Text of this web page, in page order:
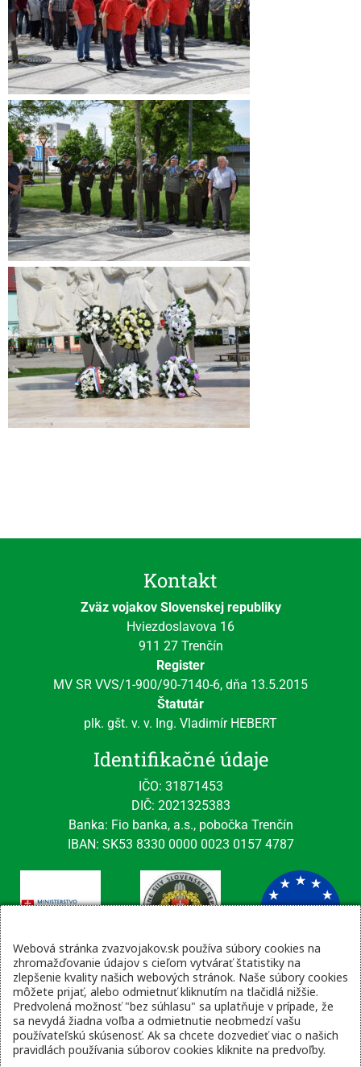
Kontakt
Zväz vojakov Slovenskej republiky
Hviezdoslavova 16
911 27 Trenčín
Register
MV SR VVS/1-900/90-7140-6, dňa 13.5.2015
Štatutár
plk. gšt. v. v. Ing. Vladimír HEBERT
Identifikačné údaje
IČO: 31871453
DIČ: 2021325383
Banka: Fio banka, a.s., pobočka Trenčín
IBAN: SK53 8330 0000 0023 0157 4787
Kontaktné údaje
email: tajomnik@zvsr.sk
telefón: 0908535335
vojenská linka: 0960 333 818
Webová stránka zvazvojakov.sk používa súbory cookies na
zhromažďovanie údajov s cieľom vytvárať štatistiky na
zlepšenie kvality našich webových stránok. Naše súbory cookies
môžete prijať, alebo odmietnuť kliknutím na tlačidlá nižšie.
Predvolená možnosť "bez súhlasu" sa uplatňuje v prípade, že
sa nevydá žiadna voľba a odmietnutie neobmedzí vašu
používateľskú skúsenosť. Ak sa chcete dozvedieť viac o našich
pravidlách používania súborov cookies kliknite na predvoľby.